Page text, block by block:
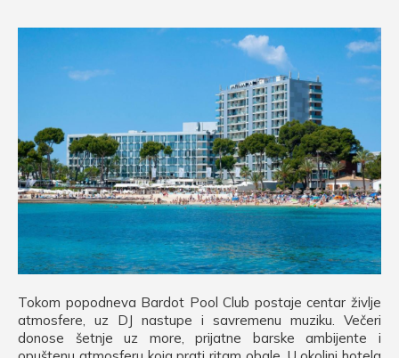
Tokom popodneva Bardot Pool Club postaje centar življe
atmosfere, uz DJ nastupe i savremenu muziku. Večeri
donose šetnje uz more, prijatne barske ambijente i